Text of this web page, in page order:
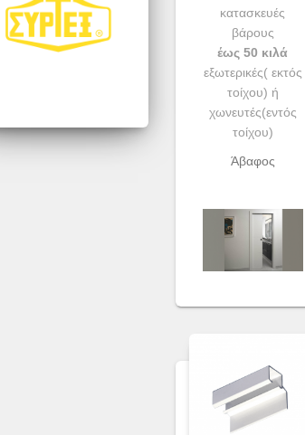
κατασκευές
βάρους
έως 50 κιλά
εξωτερικές( εκτός
τοίχου) ή
χωνευτές(εντός
τοίχου)
Άβαφος